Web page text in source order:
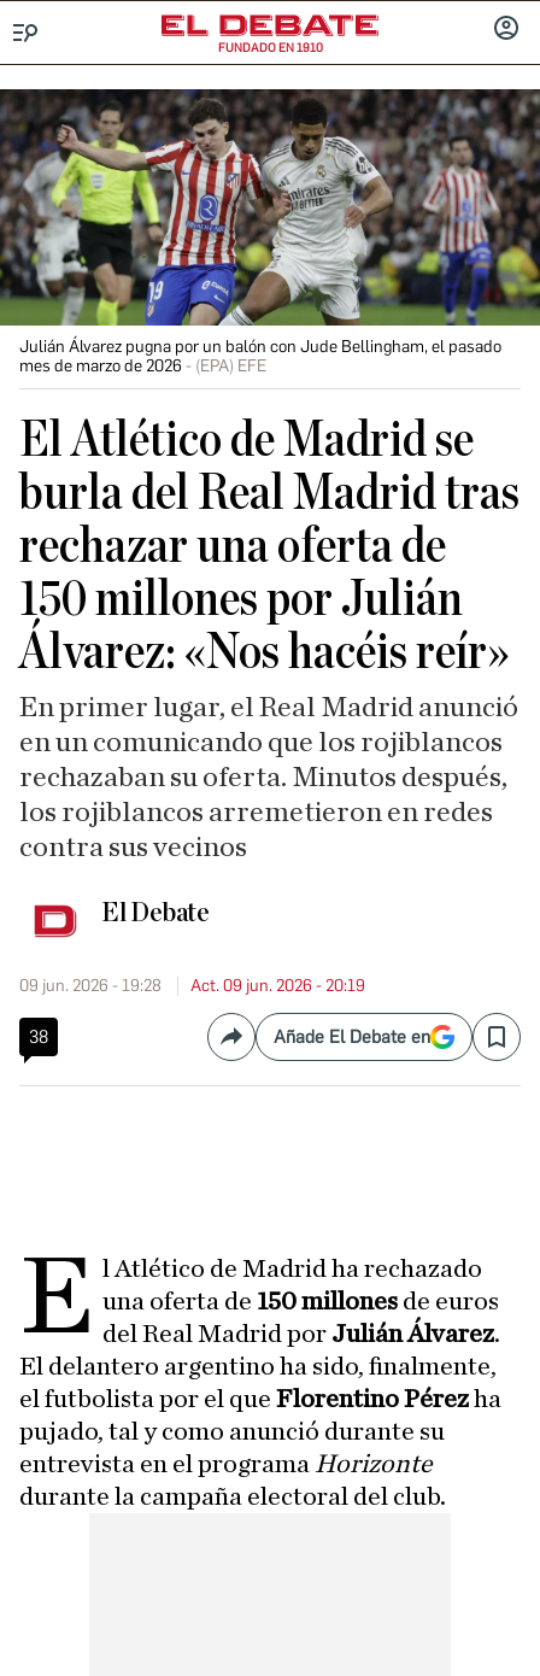
FUNDADO EN 1910
Julián Álvarez pugna por un balón con Jude Bellingham, el pasado
mes de marzo de 2026
(EPA) EFE
El Atlético de Madrid se
burla del Real Madrid tras
rechazar una oferta de
150 millones por Julián
Álvarez: «Nos hacéis reír»
En primer lugar, el Real Madrid anunció
en un comunicando que los rojiblancos
rechazaban su oferta. Minutos después,
los rojiblancos arremetieron en redes
contra sus vecinos
El Debate
09 jun. 2026 - 19:28 Act. 09 jun. 2026 - 20:19
38 CompartirAñade El Debate en Save
E l Atlético de Madrid ha rechazado
una oferta de 150 millones de euros
del Real Madrid por Julián Álvarez.
El delantero argentino ha sido, finalmente,
el futbolista por el que Florentino Pérezha
pujado, tal y como anunció durante su
entrevista en el programa Horizonte
durante la campaña electoral del club.